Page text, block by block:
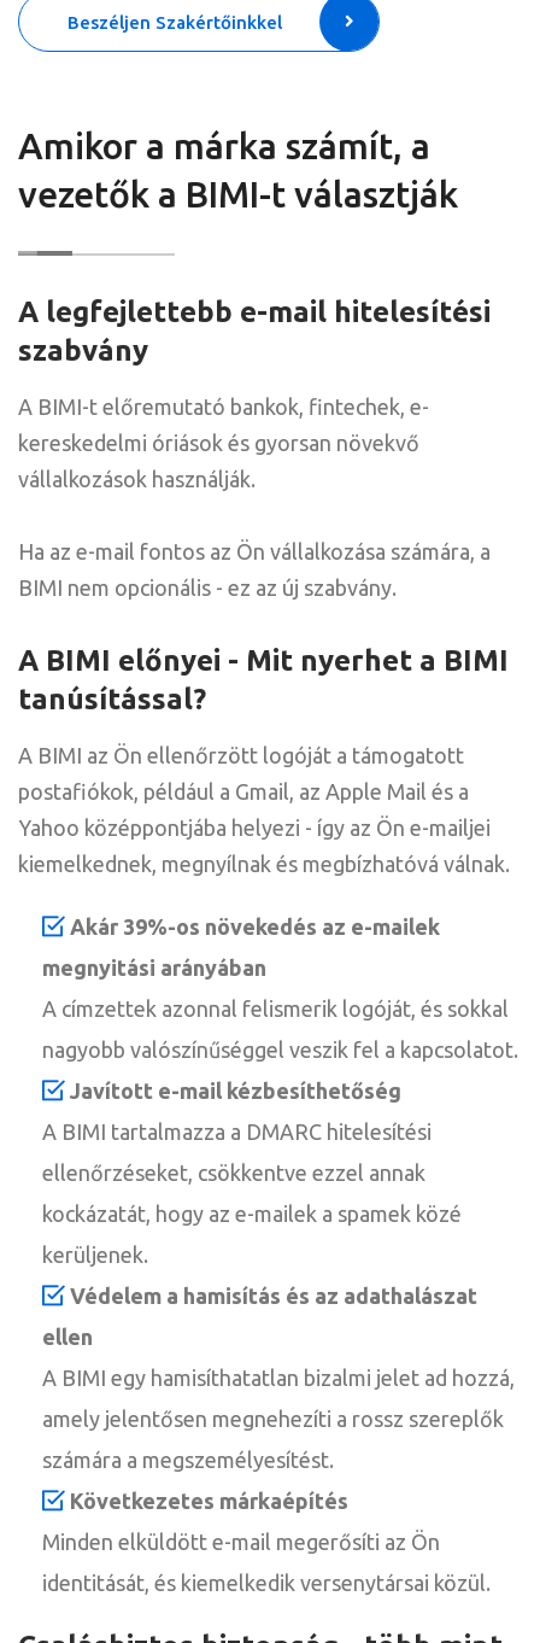
Beszéljen Szakértőinkkel
Amikor a márka számít, a
vezetők a BIMI-t választják
A legfejlettebb e-mail hitelesítési
szabvány
A BIMI-t előremutató bankok, fintechek, e-
kereskedelmi óriások és gyorsan növekvő
vállalkozások használják.
Ha az e-mail fontos az Ön vállalkozása számára, a
BIMI nem opcionális - ez az új szabvány.
A BIMI előnyei - Mit nyerhet a BIMI
tanúsítással?
A BIMI az Ön ellenőrzött logóját a támogatott
postafiókok, például a Gmail, az Apple Mail és a
Yahoo középpontjába helyezi - így az Ön e-mailjei
kiemelkednek, megnyílnak és megbízhatóvá válnak.
Akár 39%-os növekedés az e-mailek
megnyitási arányában
A címzettek azonnal felismerik logóját, és sokkal
nagyobb valószínűséggel veszik fel a kapcsolatot.
Javított e-mail kézbesíthetőség
A BIMI tartalmazza a DMARC hitelesítési
ellenőrzéseket, csökkentve ezzel annak
kockázatát, hogy az e-mailek a spamek közé
kerüljenek.
Védelem a hamisítás és az adathalászat
ellen
A BIMI egy hamisíthatatlan bizalmi jelet ad hozzá,
amely jelentősen megnehezíti a rossz szereplők
számára a megszemélyesítést.
Következetes márkaépítés
Minden elküldött e-mail megerősíti az Ön
identitását, és kiemelkedik versenytársai közül.